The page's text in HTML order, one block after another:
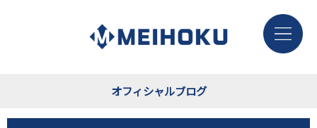
オフィシャルブログ